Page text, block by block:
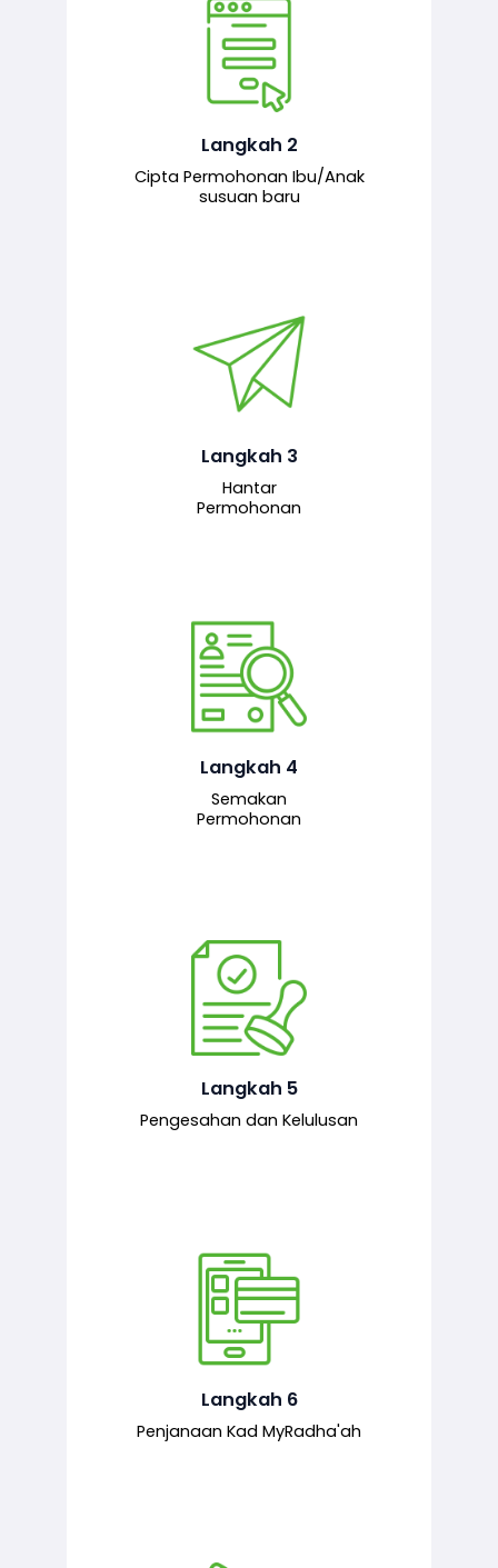
Langkah 2
Cipta Permohonan Ibu/Anak
susuan baru
Pemohon mengisi borang
permohonan bagi pendaftaran
baharu melalui sistem.
Langkah 3
Hantar
Permohonan
Permohonan yang lengkap dihantar
untuk proses semakan dan
bertanggungjawab.
Langkah 4
Semakan
Permohonan
Pegawai penyemak menyemak
maklumat yang dikemukakan. Jika
semua maklumat adalah lengkap dan
kepada pegawai pelulus untuk
tindakan seterusnya.
Langkah 5
Pengesahan dan Kelulusan
Pegawai pelulus menilai permohonan
dan memberi pengesahan serta
kelulusan akhir sekiranya semuanya
mematuhi syarat ditetapkan.
Langkah 6
Penjanaan Kad MyRadha'ah
Setelah permohonan diluluskan, kad
MyRadha’ah akan dijana.